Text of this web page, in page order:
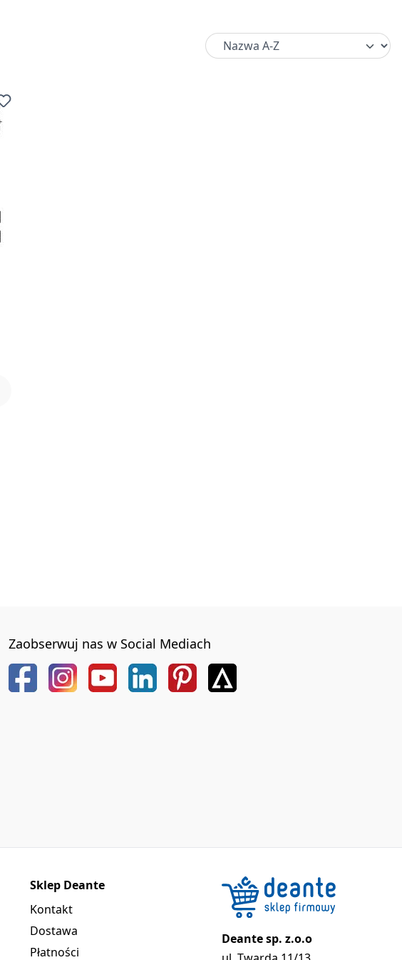
Zaobserwuj nas w Social Mediach
Sklep Deante
Kontakt
Dostawa
Płatności
Deante sp. z.o.o